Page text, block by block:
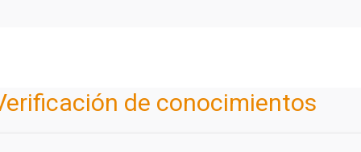
de conocimientos